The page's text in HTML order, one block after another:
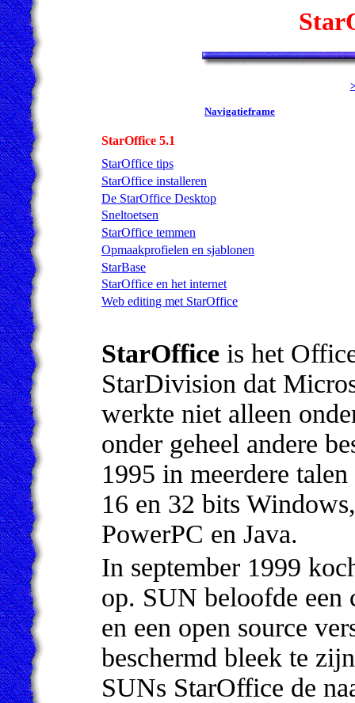
Navigatieframe
StarOffice 5.1
StarOffice tips
StarOffice installeren
De StarOffice Desktop
Sneltoetsen
StarOffice temmen
Opmaakprofielen en sjablonen
StarBase
StarOffice en het internet
Web editing met StarOffice
StarOffice is het
StarDivision dat
werkte niet alleen
onder geheel andere
1995 in meerdere
16 en 32 bits
PowerPC en Java.
In september 1999
op. SUN beloofde
en een open source
beschermd bleek te
SUNs StarOffice de